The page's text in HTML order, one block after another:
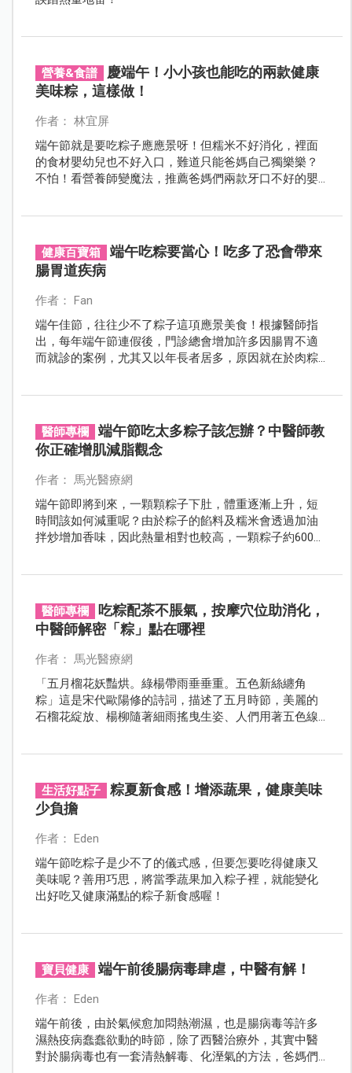
營養&食譜
慶端午！小小孩也能吃的兩款健康
美味粽，這樣做！
作者： 林宜屏
端午節就是要吃粽子應應景呀！但糯米不好消化，裡面
的食材嬰幼兒也不好入口，難道只能爸媽自己獨樂樂？
不怕！看營養師變魔法，推薦爸媽們兩款牙口不好的嬰
健康百寶箱
端午吃粽要當心！吃多了恐會帶來
腸胃道疾病
作者： Fan
端午佳節，往往少不了粽子這項應景美食！根據醫師指
出，每年端午節連假後，門診總會增加許多因腸胃不適
而就診的案例，尤其又以年長者居多，原因就在於肉粽
醫師專欄
端午節吃太多粽子該怎辦？中醫師教
你正確增肌減脂觀念
作者： 馬光醫療網
端午節即將到來，一顆顆粽子下肚，體重逐漸上升，短
時間該如何減重呢？由於粽子的餡料及糯米會透過加油
拌炒增加香味，因此熱量相對也較高，一顆粽子約600
醫師專欄
吃粽配茶不脹氣，按摩穴位助消化，
中醫師解密「粽」點在哪裡
作者： 馬光醫療網
「五月榴花妖豔烘。綠楊帶雨垂垂重。五色新絲纏角
粽」這是宋代歐陽修的詩詞，描述了五月時節，美麗的
石榴花綻放、楊柳隨著細雨搖曳生姿、人們用著五色線
生活好點子
粽夏新食感！增添蔬果，健康美味
少負擔
作者： Eden
端午節吃粽子是少不了的儀式感，但要怎要吃得健康又
美味呢？善用巧思，將當季蔬果加入粽子裡，就能變化
出好吃又健康滿點的粽子新食感喔！
寶貝健康 端午前後腸病毒肆虐，中醫有解！
作者： Eden
端午前後，由於氣候愈加悶熱潮濕，也是腸病毒等許多
濕熱疫病蠢蠢欲動的時節，除了西醫治療外，其實中醫
對於腸病毒也有一套清熱解毒、化溼氣的方法，爸媽們